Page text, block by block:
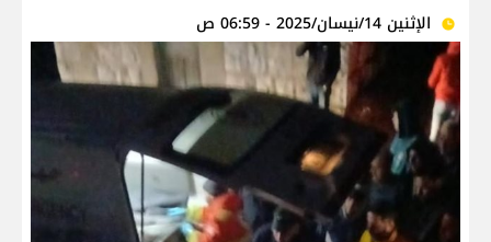
الإثنين 14/نيسان/2025 - 06:59 ص